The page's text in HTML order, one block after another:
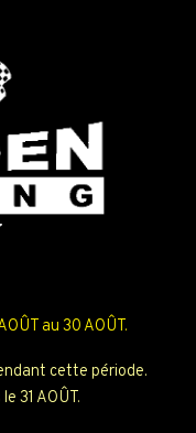
au 30 AOÛT.
cette période.
31 AOÛT.